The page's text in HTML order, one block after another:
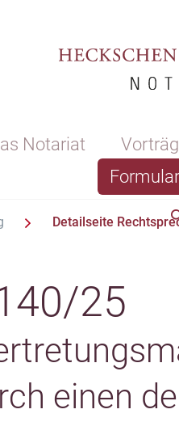
Notariat
Detailseite
25
einen